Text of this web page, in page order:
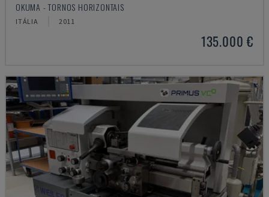
OKUMA - TORNOS HORIZONTAIS
ITÁLIA 2011
135.000 €